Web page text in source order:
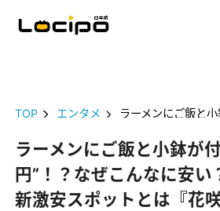
TOP エンタメ ラーメンにご飯と小鉢が付いて“500円”！？なぜこんな
ラーメンにご飯と小鉢が
円”！？なぜこんなに安い
新激安スポットとは『花